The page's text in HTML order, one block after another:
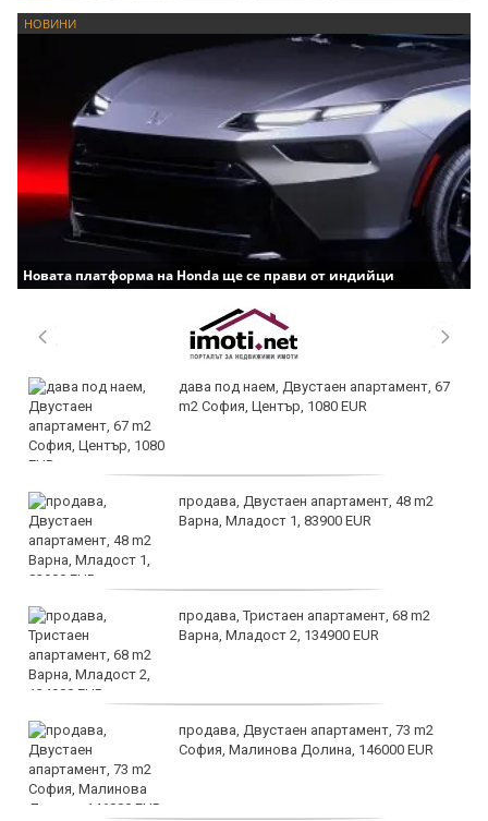
НОВИНИ
Новата платформа на Honda ще се прави от индийци
дава под наем, Двустаен апартамент, 67
m2 София, Център, 1080 EUR
продава, Двустаен апартамент, 48 m2
Варна, Младост 1, 83900 EUR
продава, Тристаен апартамент, 68 m2
Варна, Младост 2, 134900 EUR
продава, Двустаен апартамент, 73 m2
София, Малинова Долина, 146000 EUR